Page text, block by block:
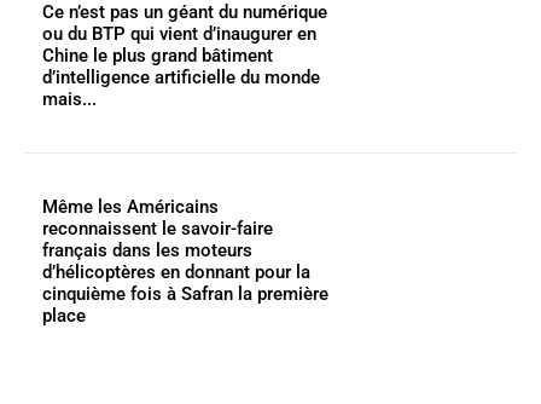
Ce n’est pas un géant du numérique
ou du BTP qui vient d’inaugurer en
Chine le plus grand bâtiment
d’intelligence artificielle du monde
mais...
Même les Américains
reconnaissent le savoir-faire
français dans les moteurs
d’hélicoptères en donnant pour la
cinquième fois à Safran la première
place